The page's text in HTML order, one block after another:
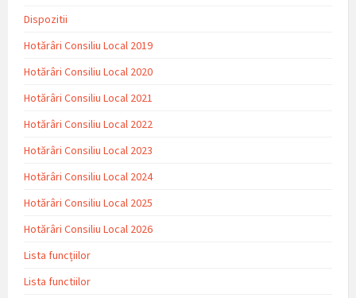
Dispozitii
Hotărâri Consiliu Local 2019
Hotărâri Consiliu Local 2020
Hotărâri Consiliu Local 2021
Hotărâri Consiliu Local 2022
Hotărâri Consiliu Local 2023
Hotărâri Consiliu Local 2024
Hotărâri Consiliu Local 2025
Hotărâri Consiliu Local 2026
Lista funcțiilor
Lista functiilor